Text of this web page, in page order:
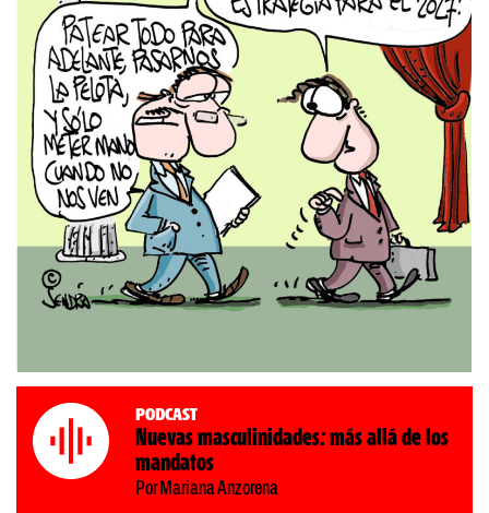
Podcast
Nuevas masculinidades: más allá de los
mandatos
Por Mariana Anzorena